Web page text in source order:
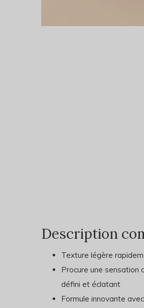
Description
Texture légère
Procure une sensation
défini et éclatant
Formule innovante